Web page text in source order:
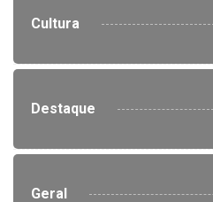
Cultura
Destaque
Geral